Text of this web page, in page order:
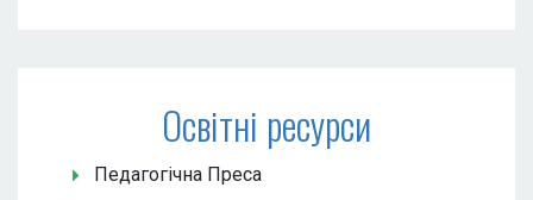
Освітні ресурси
Педагогічна Преса